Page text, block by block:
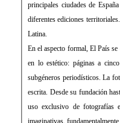
principales ciudades de España (Barcelona, Sevilla, Valencia,
diferentes ediciones territoriales. Además, El País tiene una “edición global” que se imprime y distribuye en América
Latina.
En el aspecto formal, El País se caracteriza por su sobriedad expresiva, tanto en el tratamiento de la información como
en lo estético: páginas a cinco columnas en las que predomina el
subgéneros periodísticos. La fotografía y la
escrita. Desde su fundación hasta finales de 2007, siempre ha mantenido el mismo diseño, sin apenas evolución (con
uso exclusivo de fotografías en blanco y negro,
imaginativas, fundamentalmente en los diversos suplementos), y su misma tipografía: la Times Roman. La empresa a